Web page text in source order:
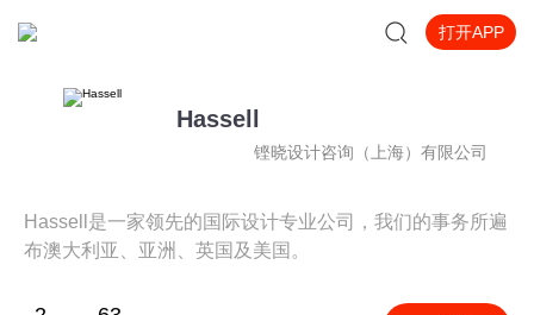
打开APP
Hassell
铿晓设计咨询（上海）有限公司
Hassell是一家领先的国际设计专业公司，我们的事务所遍
布澳大利亚、亚洲、英国及美国。